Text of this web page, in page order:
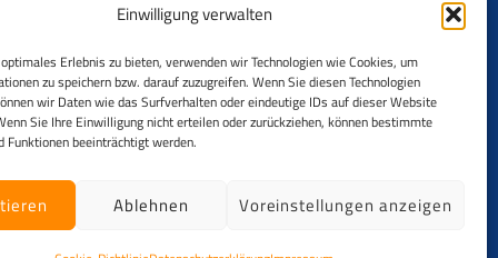
Einwilligung verwalten
Erlebnis zu bieten, verwenden wir Technologien wie Cookies, um
zu speichern bzw. darauf zuzugreifen. Wenn Sie diesen Technologien
wir Daten wie das Surfverhalten oder eindeutige IDs auf dieser Website
Sie Ihre Einwilligung nicht erteilen oder zurückziehen, können bestimmte
Funktionen beeinträchtigt werden.
Ablehnen Voreinstellungen anzeigen
(RF) und
aus über
der Fotos ist
im Sinne § 14 Abs. 1 BGB z.B. Gewerbetreibende,